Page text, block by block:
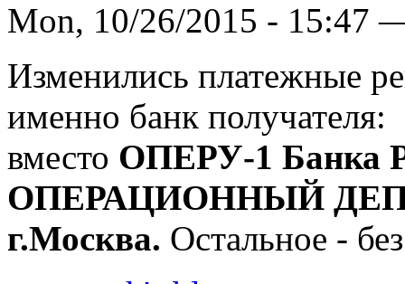
Mon, 10/26/2015 - 15:47
Изменились платежные
именно банк получателя:
вместо ОПЕРУ-1 Банка
ОПЕРАЦИОННЫЙ
г.Москва. Остальное -